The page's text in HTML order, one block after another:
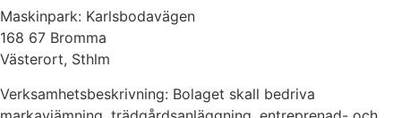
Maskinpark: Karlsbodavägen
168 67 Bromma
Västerort, Sthlm
Verksamhetsbeskrivning: Bolaget skall bedriva